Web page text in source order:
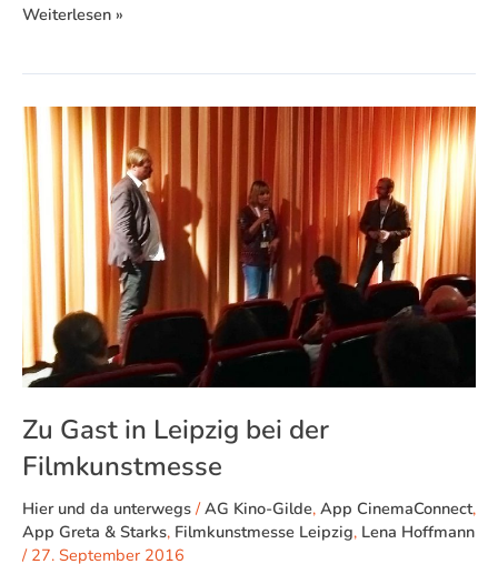
Weiterlesen »
Zu Gast in Leipzig bei der
Filmkunstmesse
Hier und da unterwegs /AG Kino-Gilde, App CinemaConnect,
App Greta & Starks, Filmkunstmesse Leipzig, Lena Hoffmann
/ 27. September 2016
Zu
Gast
in
Leipzig
bei
der
Filmkunstmesse